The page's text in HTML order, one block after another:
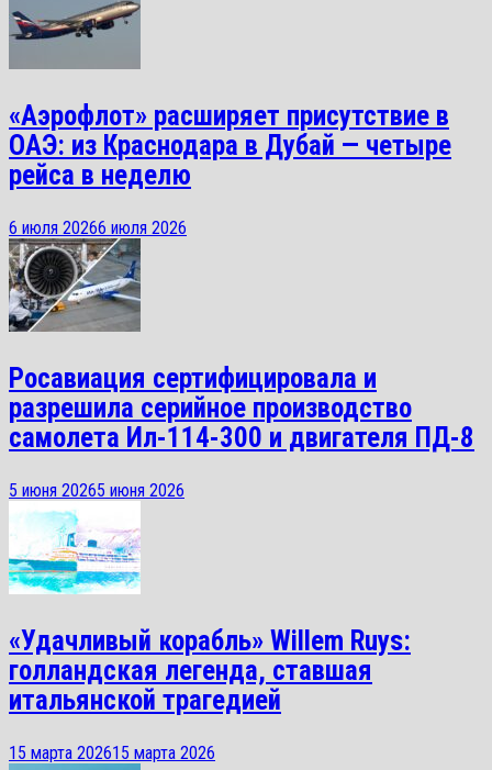
«Аэрофлот» расширяет присутствие в
ОАЭ: из Краснодара в Дубай — четыре
рейса в неделю
6 июля 20266 июля 2026
Росавиация сертифицировала и
разрешила серийное производство
самолета Ил-114-300 и двигателя ПД-8
5 июня 20265 июня 2026
«Удачливый корабль» Willem Ruys:
голландская легенда, ставшая
итальянской трагедией
15 марта 202615 марта 2026